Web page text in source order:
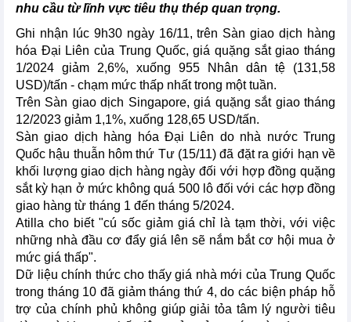
nhu cầu từ lĩnh vực tiêu thụ thép quan trọng.
Ghi nhận lúc 9h30 ngày 16/11, trên Sàn giao dịch hàng
hóa Đại Liên của Trung Quốc, giá quặng sắt giao tháng
1/2024 giảm 2,6%, xuống 955 Nhân dân tệ (131,58
USD)/tấn - chạm mức thấp nhất trong một tuần.
Trên Sàn giao dịch Singapore, giá quặng sắt giao tháng
12/2023 giảm 1,1%, xuống 128,65 USD/tấn.
Sàn giao dịch hàng hóa Đại Liên do nhà nước Trung
Quốc hậu thuẫn hôm thứ Tư (15/11) đã đặt ra giới hạn về
khối lượng giao dịch hàng ngày đối với hợp đồng quặng
sắt kỳ hạn ở mức không quá 500 lô đối với các hợp đồng
giao hàng từ tháng 1 đến tháng 5/2024.
Atilla cho biết "cú sốc giảm giá chỉ là tạm thời, với việc
những nhà đầu cơ đẩy giá lên sẽ nắm bắt cơ hội mua ở
mức giá thấp".
Dữ liệu chính thức cho thấy giá nhà mới của Trung Quốc
trong tháng 10 đã giảm tháng thứ 4, do các biện pháp hỗ
trợ của chính phủ không giúp giải tỏa tâm lý người tiêu